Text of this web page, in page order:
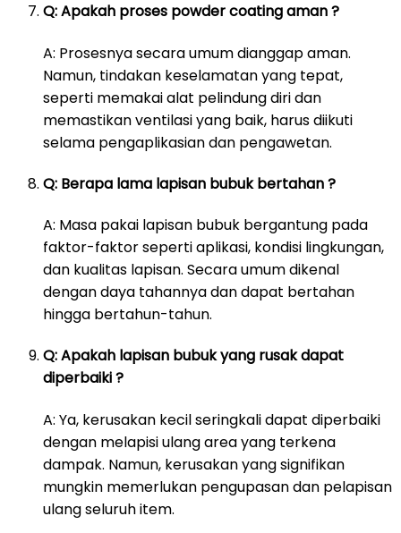
Q: Apakah proses powder coating aman ?
A: Prosesnya secara umum dianggap aman.
Namun, tindakan keselamatan yang tepat,
seperti memakai alat pelindung diri dan
memastikan ventilasi yang baik, harus diikuti
selama pengaplikasian dan pengawetan.
Q: Berapa lama lapisan bubuk bertahan ?
A: Masa pakai lapisan bubuk bergantung pada
faktor-faktor seperti aplikasi, kondisi lingkungan,
dan kualitas lapisan. Secara umum dikenal
dengan daya tahannya dan dapat bertahan
hingga bertahun-tahun.
Q: Apakah lapisan bubuk yang rusak dapat
diperbaiki ?
A: Ya, kerusakan kecil seringkali dapat diperbaiki
dengan melapisi ulang area yang terkena
dampak. Namun, kerusakan yang signifikan
mungkin memerlukan pengupasan dan pelapisan
ulang seluruh item.